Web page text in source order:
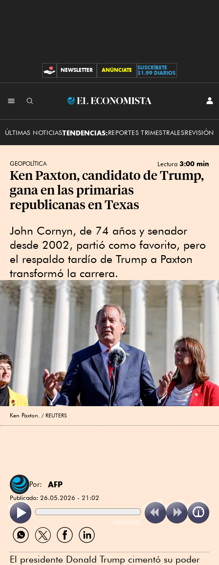
CONTRIBUCIONES
NEWSLETTER ANÚNCIATE
SUSCRÍBETE
$1.99 DIARIOS
El
ÚLTIMAS NOTICIASTENDENCIAS:REPORTES TRIMESTRALESREVISIÓN
GEOPOLÍTICA Lectura 3:00 min
Ken Paxton, candidato de Trump,
gana en las primarias
republicanas en Texas
John Cornyn, de 74 años y senador
desde 2002, partió como favorito, pero
el respaldo tardío de Trump a Paxton
transformó la carrera.
Ken Paxton. REUTERS
Por: AFP
Publicado: 26.05.2026 - 21:02
ReadSpeaker
Compartir
por
Compartir
por
Compartir
por
Compartir
por
El presidente Donald Trump cimentó su poder